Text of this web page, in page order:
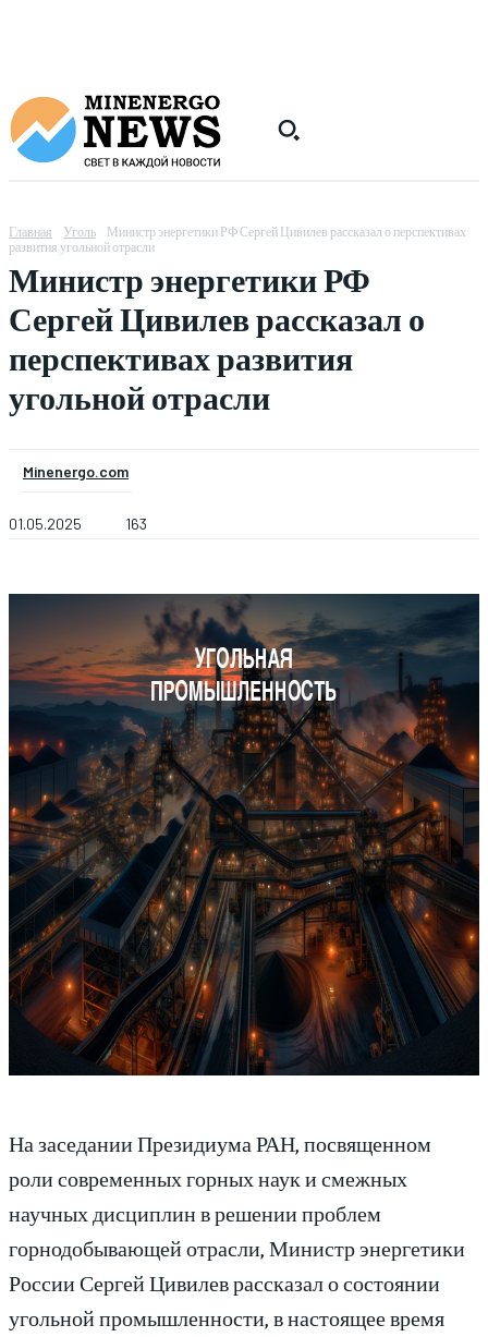
Главная Уголь
Министр энергетики РФ Сергей Цивилев рассказал о перспективах
развития угольной отрасли
Министр энергетики РФ
Сергей Цивилев рассказал о
перспективах развития
угольной отрасли
Minenergo.com
01.05.2025 163
На заседании Президиума РАН, посвященном
роли современных горных наук и смежных
научных дисциплин в решении проблем
горнодобывающей отрасли, Министр энергетики
России Сергей Цивилев рассказал о состоянии
угольной промышленности, в настоящее время